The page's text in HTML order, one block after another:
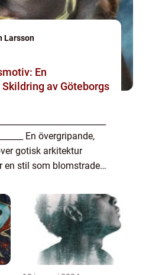
Larsson
En
av Göteborgs
En övergripande,
gotisk arkitektur
en stil som blomstrade
kate...